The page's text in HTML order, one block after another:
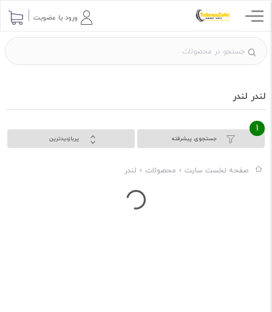
ورود یا عضویت
لندر لندر
جستجوی پیشرفته
1
پربازدیدترین
صفحه نخست سایت محصولات لندر
در حال بارگذاری...